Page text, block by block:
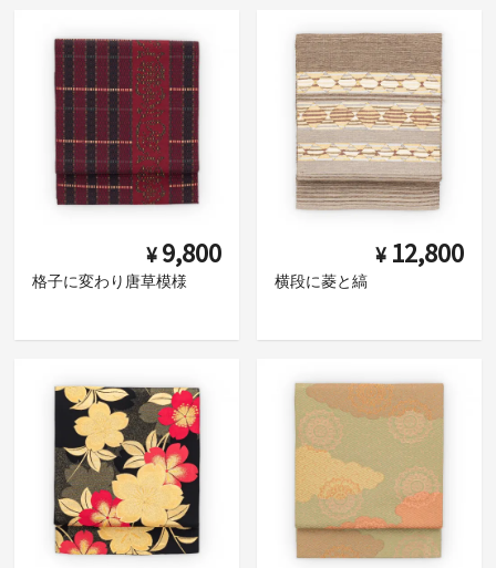
¥ 9,800
格子に変わり唐草模様
¥ 12,800
横段に菱と縞